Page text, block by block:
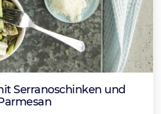
Serranoschinken und